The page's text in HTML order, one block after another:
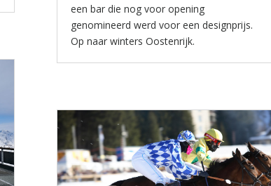
een bar die nog voor opening
genomineerd werd voor een designprijs.
Op naar winters Oostenrijk.